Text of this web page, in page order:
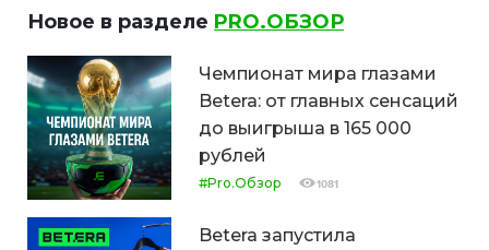
Новое в разделе PRO.ОБЗОР
Чемпионат мира глазами
Betera: от главных сенсаций
до выигрыша в 165 000
рублей
#Pro.Обзор 1081
Betera запустила